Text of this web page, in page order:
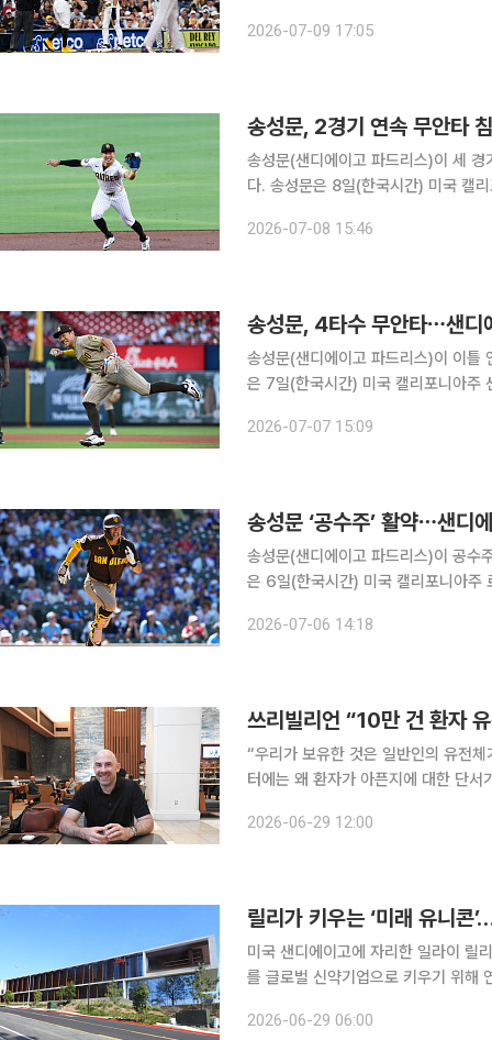
2026-07-09 17:05
송성문, 2경기 연속 무안타
송성문(샌디에이고 파드리스)이 세
다. 송성문은 8일(한국시간) 미국 캘리포니아주 샌디에이고 펫코 파크에서 열린 2026 미국프로야
2026-07-08 15:46
송성문, 4타수 무안타⋯샌
송성문(샌디에이고 파드리스)이 이틀 연
은 7일(한국시간) 미국 캘리포니아주
그쳤다. 전날 로스앤젤레스 다저
2026-07-07 15:09
송성문 ‘공수주’ 활약⋯샌디
송성문(샌디에이고 파드리스)이 공수주
은 6일(한국시간) 미국 캘리포니아주
2026-07-06 14:18
“우리가 보유한 것은 일반인의 유전
터에는 왜 환자가 아픈지에 대한 단서가 담겨 있습니다.” 29일 본
업으로의 전환에 속도를 내고 있다.
2026-06-29 12:00
릴리가 키우는 ‘미래 유니콘
미국 샌디에이고에 자리한 일라이
를 글로벌 신약기업으로 키우기 위해
반 연구시설과는 사뭇 다른 풍경이 펼
2026-06-29 06:00